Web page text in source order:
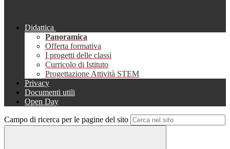
Didattica
Panoramica
Offerta formativa
I progetti delle classi
Curricolo di Istituto
Progettazione Attività STEM
Privacy
Documenti utili
Open Day
Campo di ricerca per le pagine del sito